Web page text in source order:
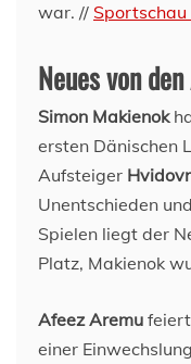
war. //
Neues von
Simon Makienok
ersten Dänischen
Aufsteiger
Unentschieden
Spielen liegt der
Platz, Makienok
Afeez Aremu
einer